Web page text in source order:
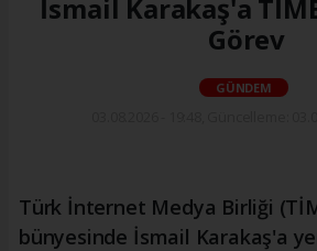
İsmail Karakaş'a
Görev
GÜNDEM
Türk İnternet Medya Birliği
bünyesinde İsmail Karakaş'a